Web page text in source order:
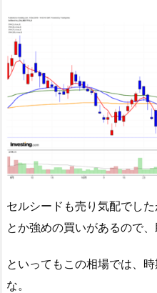
セルシードも売り気配でし
とか強めの買いがあるので、
といってもこの相場では、
な。